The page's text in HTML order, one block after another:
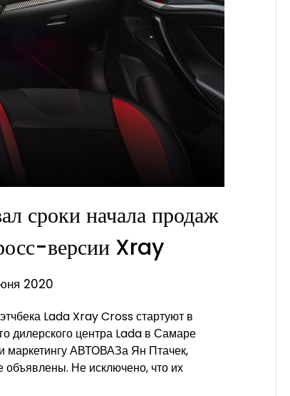
сроки начала продаж
версии Xray
2020
Lada Xray Cross стартуют в
дилерского центра Lada в Самаре
маркетингу АВТОВАЗа Ян Птачек,
Не исключено, что их